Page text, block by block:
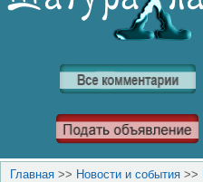
Главная >> Новости и события >>